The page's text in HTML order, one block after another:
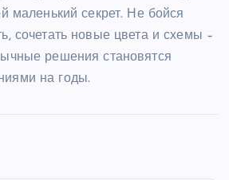
маленький секрет. Не бойся
сочетать новые цвета и схемы –
решения становятся
на годы.